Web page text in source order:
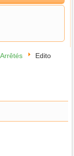
Arrêtés Edito